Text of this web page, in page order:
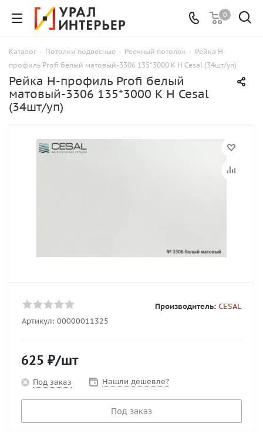
0
Каталог - Потолки подвесные - Реечный потолок - Рейка Н-
профиль Profi белый матовый-3306 135*3000 К Н Cesal (34шт/уп)
Рейка Н-профиль Profi белый
матовый-3306 135*3000 К Н Cesal
(34шт/уп)
Артикул: 00000011325
Производитель: CESAL
625 ₽/шт
Под заказ Нашли дешевле?
Под заказ